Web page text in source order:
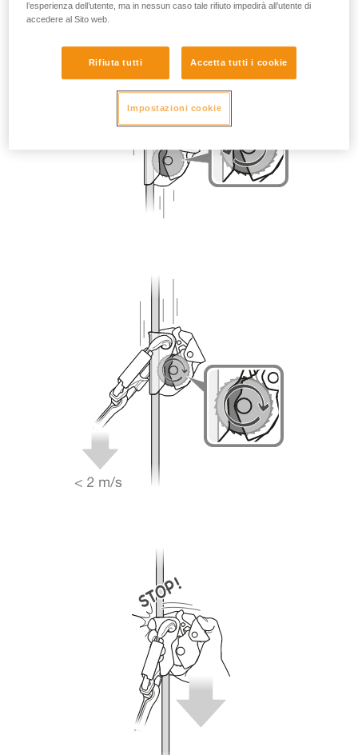
l’esperienza dell’utente, ma in nessun caso tale rifiuto impedirà all’utente di
accedere al Sito web.
Rifiuta tutti Accetta tutti i cookie
Impostazioni cookie